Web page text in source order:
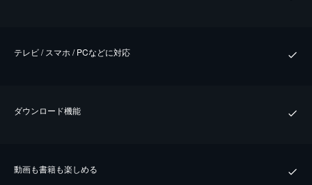
テレビ / スマホ / PCなどに対応
ダウンロード機能
動画も書籍も楽しめる